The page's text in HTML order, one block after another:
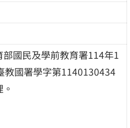
部國民及學前教育署114年1
教國署學字第1140130434